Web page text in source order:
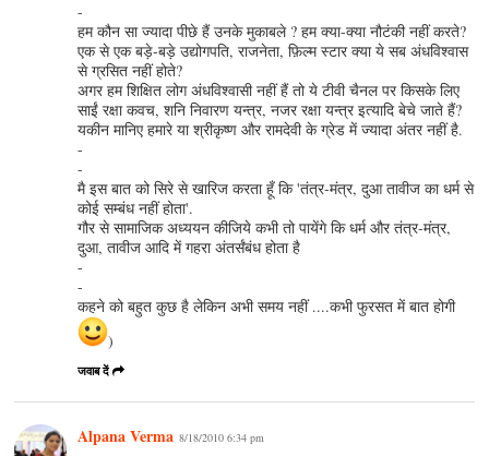
-
हम कौन सा ज्यादा पीछे हैं उनके मुकाबले ? हम क्या-क्या नौटंकी नहीं करते?
एक से एक बड़े-बड़े उद्योगपति, राजनेता, फ़िल्म स्टार क्या ये सब अंधविश्वास
से ग्रसित नहीं होते?
अगर हम शिक्षित लोग अंधविश्वासी नहीं हैं तो ये टीवी चैनल पर किसके लिए
साईं रक्षा कवच, शनि निवारण यन्त्र, नजर रक्षा यन्त्र इत्यादि बेचे जाते हैं?
यकीन मानिए हमारे या श्रीकृष्ण और रामदेवी के ग्रेड में ज्यादा अंतर नहीं है.
-
-
मै इस बात को सिरे से खारिज करता हूँ कि 'तंत्र-मंत्र, दुआ तावीज का धर्म से
कोई सम्बंध नहीं होता'.
गौर से सामाजिक अध्ययन कीजिये कभी तो पायेंगे कि धर्म और तंत्र-मंत्र,
दुआ, तावीज आदि में गहरा अंतर्संबंध होता है
-
-
कहने को बहुत कुछ है लेकिन अभी समय नहीं ....कभी फुरसत में बात होगी
)
जवाब दें
Alpana Verma 8/18/2010 6:34 pm